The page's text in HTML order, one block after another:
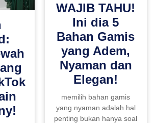
WAJIB TAHU!
Ini dia 5
Bahan Gamis
yang Adem,
Nyaman dan
Elegan!
memilih bahan gamis
yang nyaman adalah hal
penting bukan hanya soal